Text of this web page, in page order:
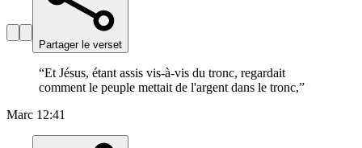
Partager le verset
“Et Jésus, étant assis vis-à-vis du tronc, regardait
comment le peuple mettait de l'argent dans le tronc,”
Marc 12:41